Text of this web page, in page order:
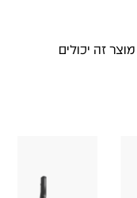
זה יכולים